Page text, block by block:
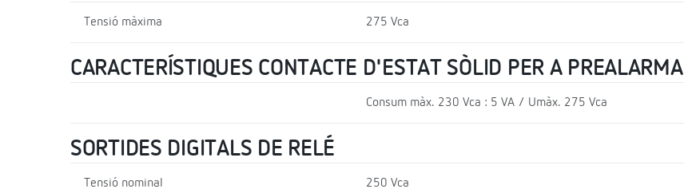
Tensió màxima 275 Vca
CARACTERÍSTIQUES CONTACTE D'ESTAT SÒLID PER A PREALARMA
Consum màx. 230 Vca : 5 VA / Umàx. 275 Vca
SORTIDES DIGITALS DE RELÉ
Tensió nominal 250 Vca